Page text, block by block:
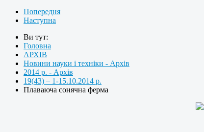
Попередня
Наступна
Ви тут:
Головна
АРХІВ
Новини науки і техніки - Архів
2014 р. - Архів
19(43) – 1-15.10.2014 р.
Плаваюча сонячна ферма